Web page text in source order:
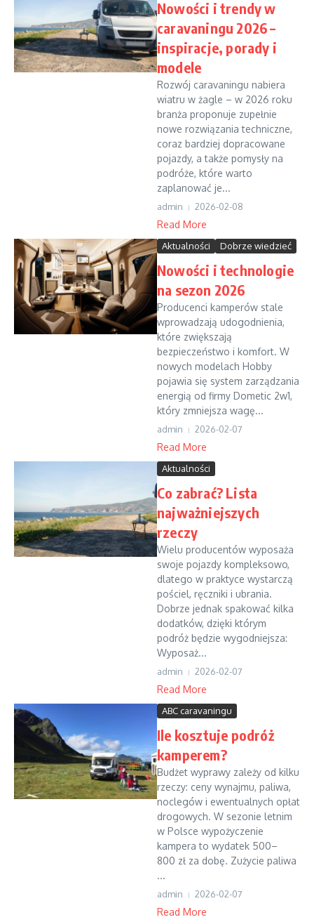
Nowości i trendy w
caravaningu 2026 –
inspiracje, porady i
modele
Rozwój caravaningu nabiera
wiatru w żagle – w 2026 roku
branża proponuje zupełnie
nowe rozwiązania techniczne,
coraz bardziej dopracowane
pojazdy, a także pomysły na
podróże, które warto
zaplanować je...
admin 2026-02-08
Read More
Aktualności Dobrze wiedzieć
Nowości i technologie
na sezon 2026
Producenci kamperów stale
wprowadzają udogodnienia,
które zwiększają
bezpieczeństwo i komfort. W
nowych modelach Hobby
pojawia się system zarządzania
energią od firmy Dometic 2w1,
który zmniejsza wagę...
admin 2026-02-07
Read More
Aktualności
Co zabrać? Lista
najważniejszych
rzeczy
Wielu producentów wyposaża
swoje pojazdy kompleksowo,
dlatego w praktyce wystarczą
pościel, ręczniki i ubrania.
Dobrze jednak spakować kilka
dodatków, dzięki którym
podróż będzie wygodniejsza:
Wyposaż...
admin 2026-02-07
Read More
ABC caravaningu
Ile kosztuje podróż
kamperem?
Budżet wyprawy zależy od kilku
rzeczy: ceny wynajmu, paliwa,
noclegów i ewentualnych opłat
drogowych. W sezonie letnim
w Polsce wypożyczenie
kampera to wydatek 500–
800 zł za dobę. Zużycie paliwa
...
admin 2026-02-07
Read More